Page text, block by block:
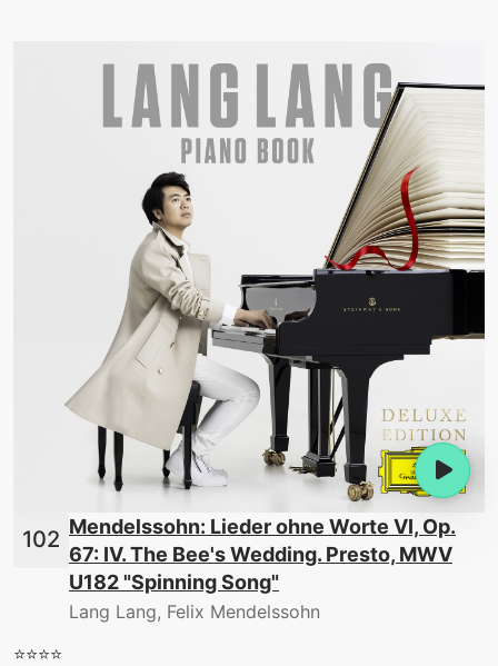
Mendelssohn: Lieder ohne Worte VI, Op.
67: IV. The Bee's Wedding. Presto, MWV
U182 "Spinning Song"
Lang Lang, Felix Mendelssohn
⭐️⭐️⭐️⭐️